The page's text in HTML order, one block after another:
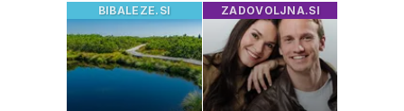
BIBALEZE.SI ZADOVOLJNA.SI